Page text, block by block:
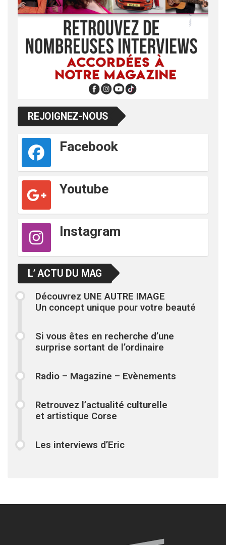
REJOIGNEZ-NOUS
Facebook
Youtube
Instagram
L’ ACTU DU MAG
Découvrez UNE AUTRE IMAGE
Un concept unique pour votre beauté
Si vous êtes en recherche d’une
surprise sortant de l’ordinaire
Radio – Magazine – Evènements
Retrouvez l’actualité culturelle
et artistique Corse
Les interviews d’Eric